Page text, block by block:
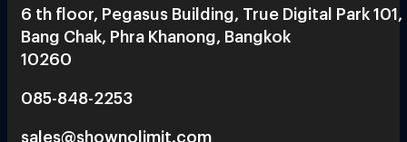
6 th floor, Pegasus Building, True Digital Park 101,
Bang Chak, Phra Khanong, Bangkok
10260
085-848-2253
sales@shownolimit.com